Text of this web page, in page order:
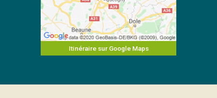
Itinéraire sur Google Maps